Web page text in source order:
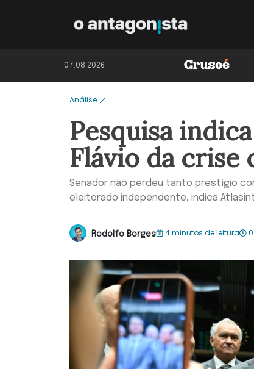
07.08.2026
Análise
Pesquisa
Flávio da crise
Senador não perdeu tanto prestígio
eleitorado independente, indica
Rodolfo Borges 4 minutos de leitura